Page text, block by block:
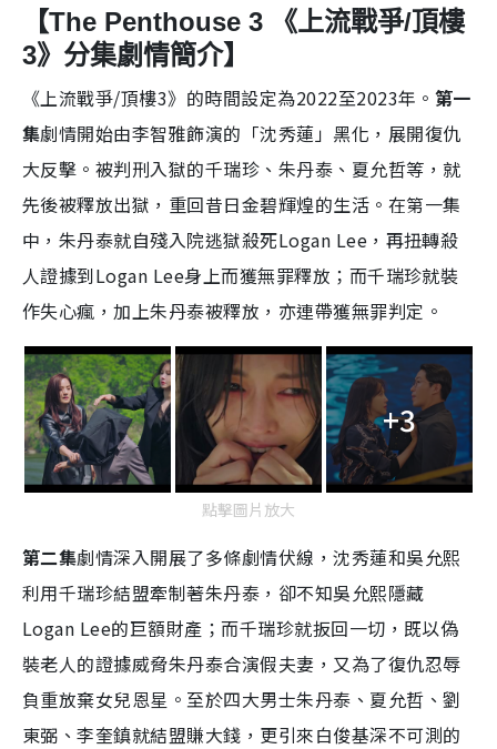
【The Penthouse 3 《上流戰爭/頂樓
3》分集劇情簡介】
《上流戰爭/頂樓3》的時間設定為2022至2023年。 第一
集劇情開始由李智雅飾演的「沈秀蓮」黑化，展開復仇
大反擊。被判刑入獄的千瑞珍、朱丹泰、夏允哲等，就
先後被釋放出獄，重回昔日金碧輝煌的生活。在第一集
中，朱丹泰就自殘入院逃獄殺死Logan Lee，再扭轉殺
人證據到Logan Lee身上而獲無罪釋放；而千瑞珍就裝
作失心瘋，加上朱丹泰被釋放，亦連帶獲無罪判定。
+3
點擊圖片放大
第二集劇情深入開展了多條劇情伏線，沈秀蓮和吳允熙
利用千瑞珍結盟牽制著朱丹泰，卻不知吳允熙隱藏
Logan Lee的巨額財產；而千瑞珍就扳回一切，既以偽
裝老人的證據威脅朱丹泰合演假夫妻，又為了復仇忍辱
負重放棄女兒恩星。至於四大男士朱丹泰、夏允哲、劉
東弼、李奎鎮就結盟賺大錢，更引來白俊基深不可測的